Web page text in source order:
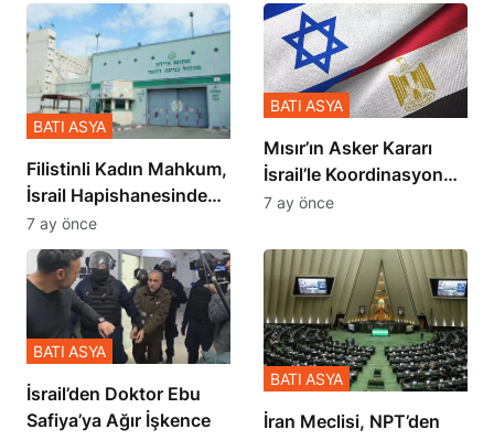
Filistinli Kadın Mahkum,
İsrail Hapishanesindeki
Zulmü Anlattı
BATI ASYA
7 ay önce
Mısır’ın Asker Kararı
İsrail’le Koordinasyon
İçinde Gerçekleşmiş
BATI ASYA
7 ay önce
İsrail’den Doktor Ebu
Safiya’ya Ağır İşkence
BATI ASYA
İran Meclisi, NPT’den
BATI ASYA